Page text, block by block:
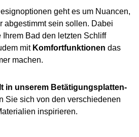
geht es um Nuancen,
abgestimmt sein sollen. Dabei
Ihrem Bad den letzten Schliff
mit Komfortfunktionen das
machen.
in unserem Betätigungsplatten-
Sie sich von den verschiedenen
inspirieren.